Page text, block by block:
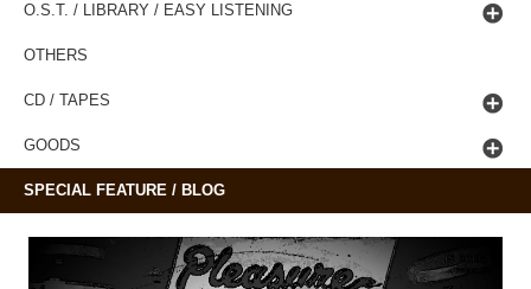
O.S.T. / LIBRARY / EASY LISTENING
OTHERS
CD / TAPES
GOODS
SPECIAL FEATURE / BLOG